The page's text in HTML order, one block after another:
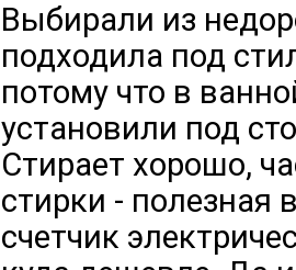
Выбирали из
подходила под
потому что в
установили под
Стирает хорошо,
стирки - полезная
счетчик